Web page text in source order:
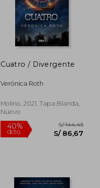
40%
dcto.
S/
S/
Cuatro / Divergente
Verónica Roth
Molino, 2021, Tapa Blanda,
Nuevo